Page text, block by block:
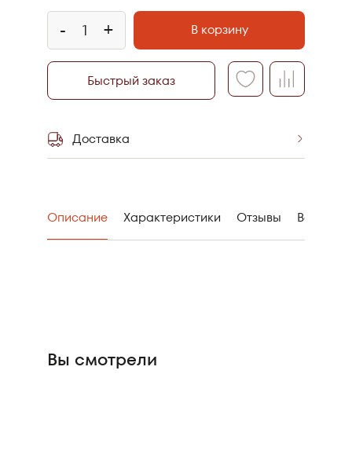
- + В корзину
Быстрый заказ
Доставка
Описание Характеристики Отзывы Вопрос-
Вы смотрели